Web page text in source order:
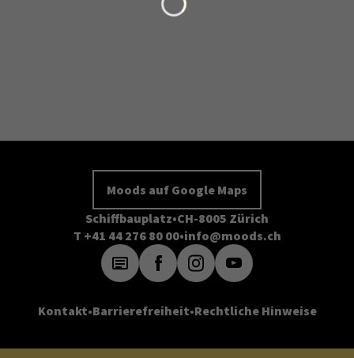
Moods auf Google Maps
Schiffbauplatz CH-8005 Zürich
T +41 44 276 80 00 info@moods.ch
Kontakt Barrierefreiheit Rechtliche Hinweise